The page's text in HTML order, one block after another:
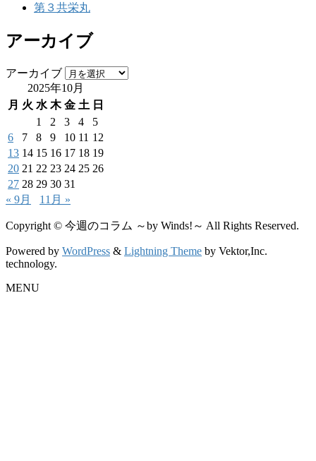
第３共栄丸
アーカイブ
アーカイブ
2025年10月
月 火 水 木 金 土 日
1
2 3 4
5
6
7 8 9 10 11 12
13 14 15 16 17 18 19
20 21 22 23 24 25 26
27 28 29 30 31
« 9月
11月 »
Copyright © 今週のコラム ～by Winds!～ All Rights Reserved.
Powered by WordPress & Lightning Theme by Vektor,Inc.
technology.
MENU